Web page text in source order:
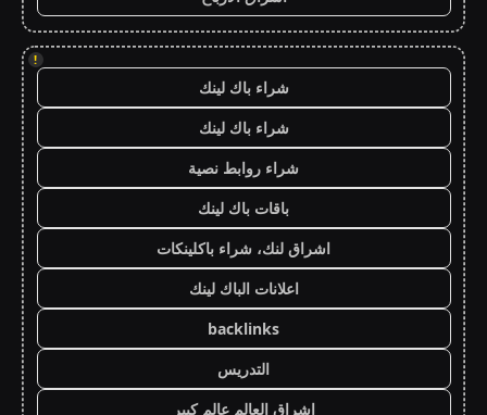
!
شراء باك لينك
شراء باك لينك
شراء روابط نصية
باقات باك لينك
اشراق لنك، شراء باكلينكات
اعلانات الباك لينك
backlinks
التدريس
اشراق العالم عالم كبير